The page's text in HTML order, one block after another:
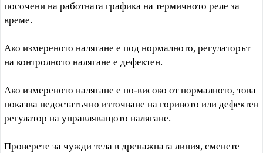
посочени на работната графика на термичното реле за
време.
Ако измереното налягане е под нормалното, регулаторът
на контролното налягане е дефектен.
Ако измереното налягане е по-високо от нормалното, това
показва недостатъчно източване на горивото или дефектен
регулатор на управляващото налягане.
Проверете за чужди тела в дренажната линия, сменете